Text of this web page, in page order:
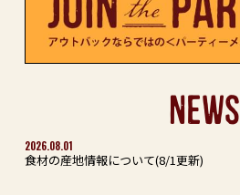
NEWS
2026.08.01
食材の産地情報について(8/1更新)